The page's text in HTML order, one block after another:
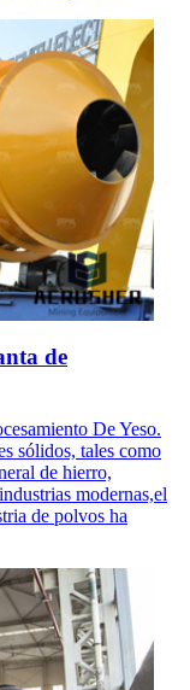
de
De Yeso.
sólidos, tales como
de hierro,
modernas,el
de polvos ha